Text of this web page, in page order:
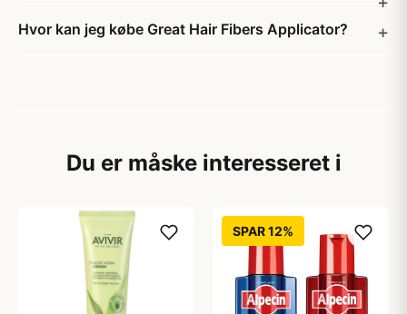
Hvor kan jeg købe Great Hair Fibers Applicator?
Du er måske interesseret i
SPAR 12%